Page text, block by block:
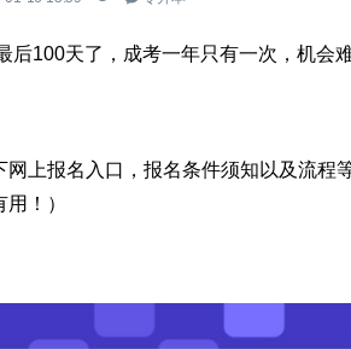
后100天了，成考一年只有一次，机会
网上报名入口，报名条件须知以及流程
！）